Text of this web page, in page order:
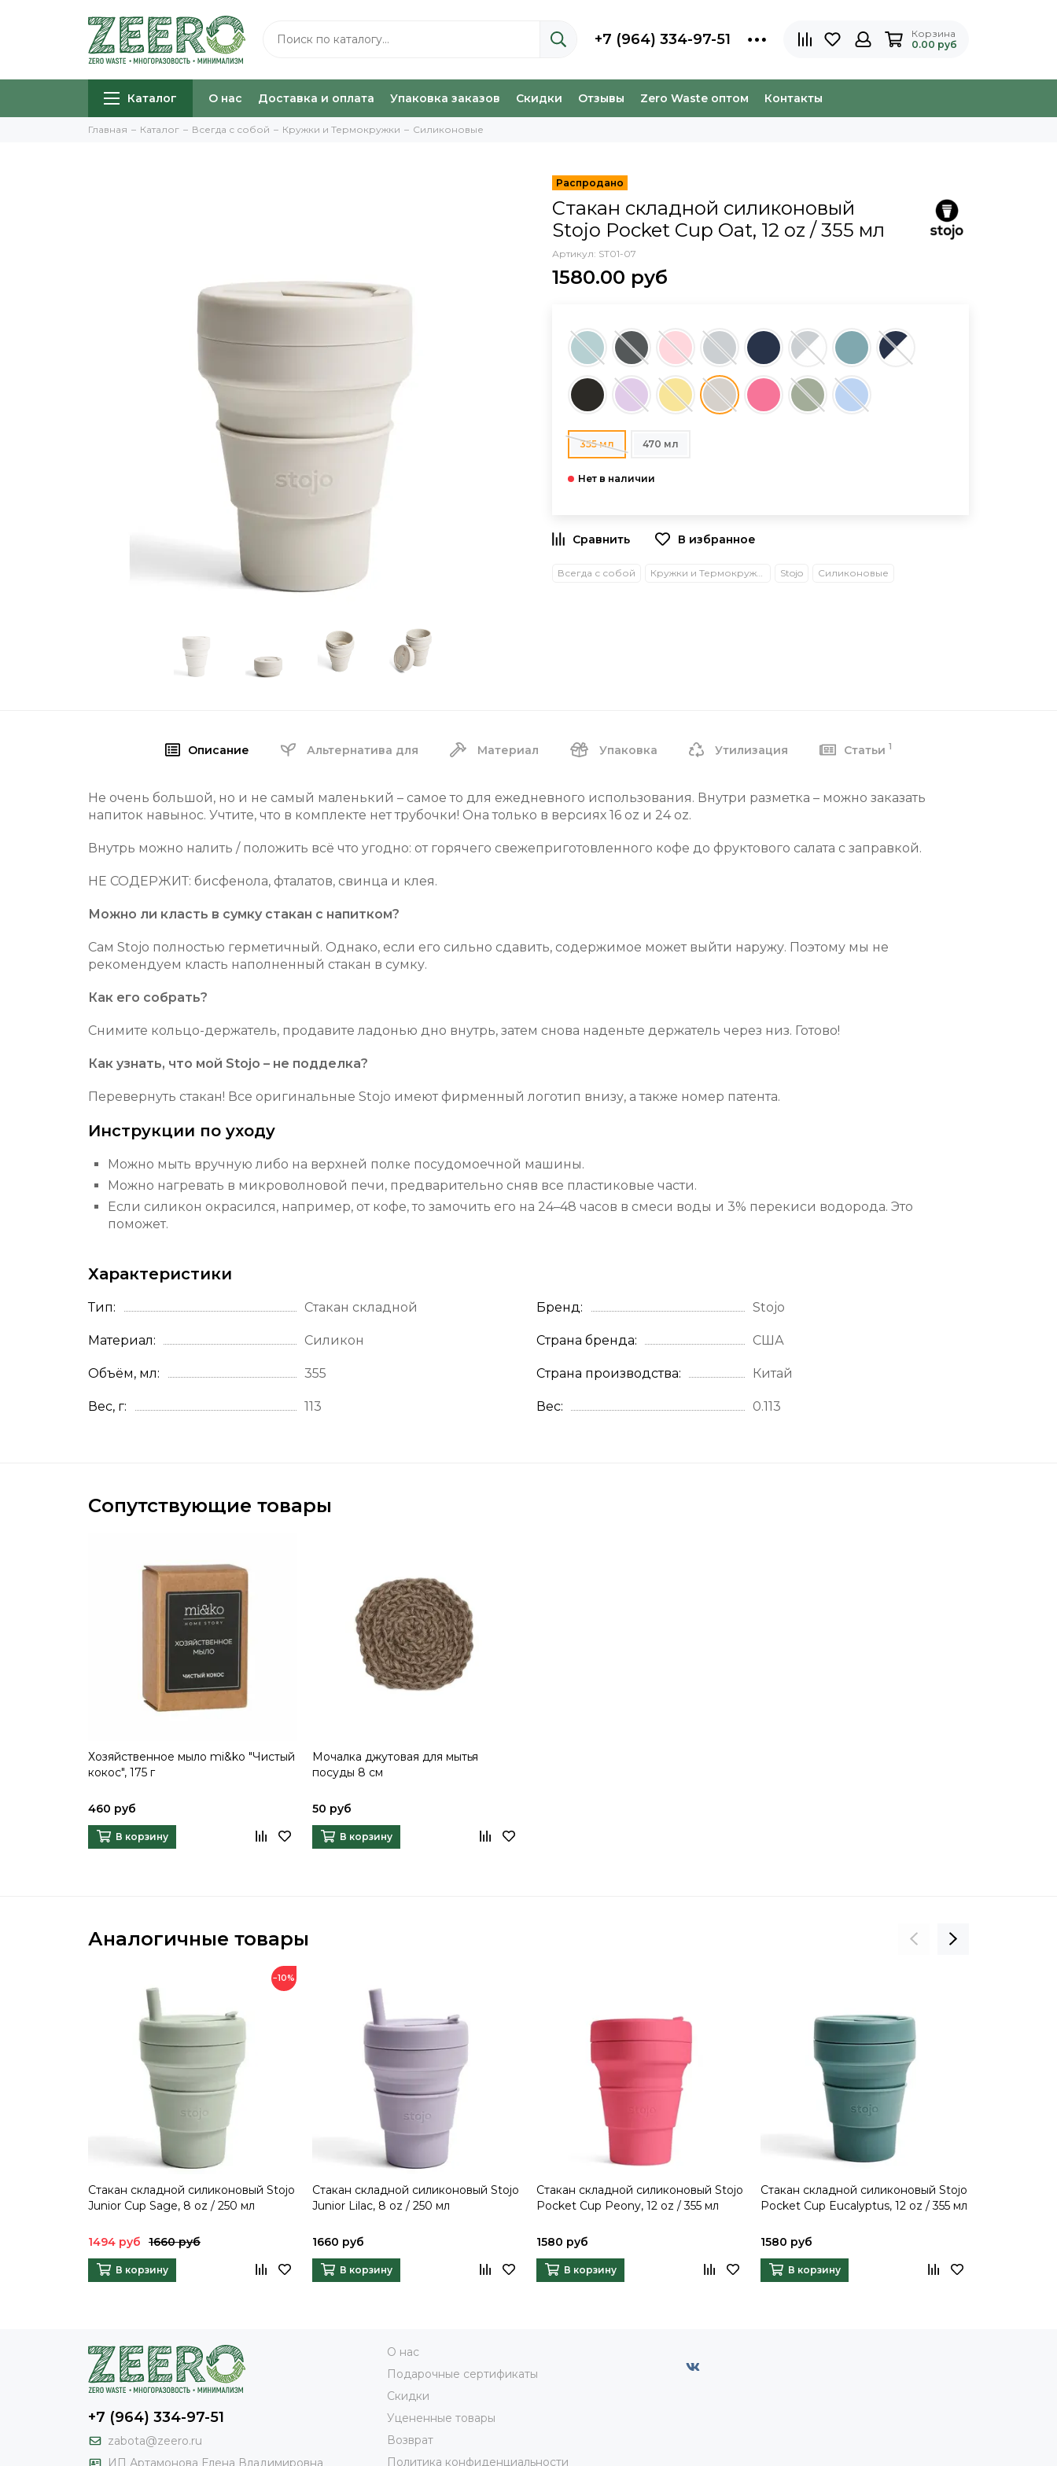
+7 (964) 334-97-51
Корзина
0.00 руб
Каталог О нас Доставка и оплата Упаковка заказов Скидки Отзывы Zero Waste оптом Контакты
Главная Каталог Всегда с собой Кружки и Термокружки Силиконовые
Стакан складной силиконовый
Stojo Pocket Cup Oat, 12 oz / 355 мл
Артикул: ST01-07
1580.00 руб
355 мл 470 мл
В избранное
Всегда с собой Stojo Силиконовые
Описание Альтернатива для Материал Упаковка Утилизация Статьи 1
Не очень большой, но и не самый маленький – самое то для ежедневного использования. Внутри разметка – можно заказать
напиток навынос. Учтите, что в комплекте нет трубочки! Она только в версиях 16 oz и 24 oz.
Внутрь можно налить / положить всё что угодно: от горячего свежеприготовленного кофе до фруктового салата с заправкой.
НЕ СОДЕРЖИТ: бисфенола, фталатов, свинца и клея.
Можно ли класть в сумку стакан с напитком?
Сам Stojo полностью герметичный. Однако, если его сильно сдавить, содержимое может выйти наружу. Поэтому мы не
рекомендуем класть наполненный стакан в сумку.
Как его собрать?
Снимите кольцо-держатель, продавите ладонью дно внутрь, затем снова наденьте держатель через низ. Готово!
Как узнать, что мой Stojo – не подделка?
Перевернуть стакан! Все оригинальные Stojo имеют фирменный логотип внизу, а также номер патента.
Инструкции по уходу
Можно мыть вручную либо на верхней полке посудомоечной машины.
Можно нагревать в микроволновой печи, предварительно сняв все пластиковые части.
Если силикон окрасился, например, от кофе, то замочить его на 24–48 часов в смеси воды и 3% перекиси водорода. Это
поможет.
Характеристики
Тип Стакан складной
Материал Силикон
Объём, мл 355
Вес, г 113
Бренд Stojo
Страна бренда США
Страна производства Китай
Вес 0.113
Сопутствующие товары
Хозяйственное мыло mi&ko "Чистый
кокос", 175 г
460 руб
В корзину
Мочалка джутовая для мытья
посуды 8 см
50 руб
В корзину
Аналогичные товары
−10%
Стакан складной силиконовый Stojo
Junior Cup Sage, 8 oz / 250 мл
1494 руб 1660 руб
В корзину
Стакан складной силиконовый Stojo
Junior Lilac, 8 oz / 250 мл
1660 руб
В корзину
Стакан складной силиконовый Stojo
Pocket Cup Peony, 12 oz / 355 мл
1580 руб
В корзину
Стакан складной силиконовый Stojo
Pocket Cup Eucalyptus, 12 oz / 355 мл
1580 руб
В корзину
+7 (964) 334-97-51
zabota@zeero.ru
И П Артамонова Елена Владимировна
О нас
Подарочные сертификаты
Скидки
Уцененные товары
Возврат
Политика конфиденциальности